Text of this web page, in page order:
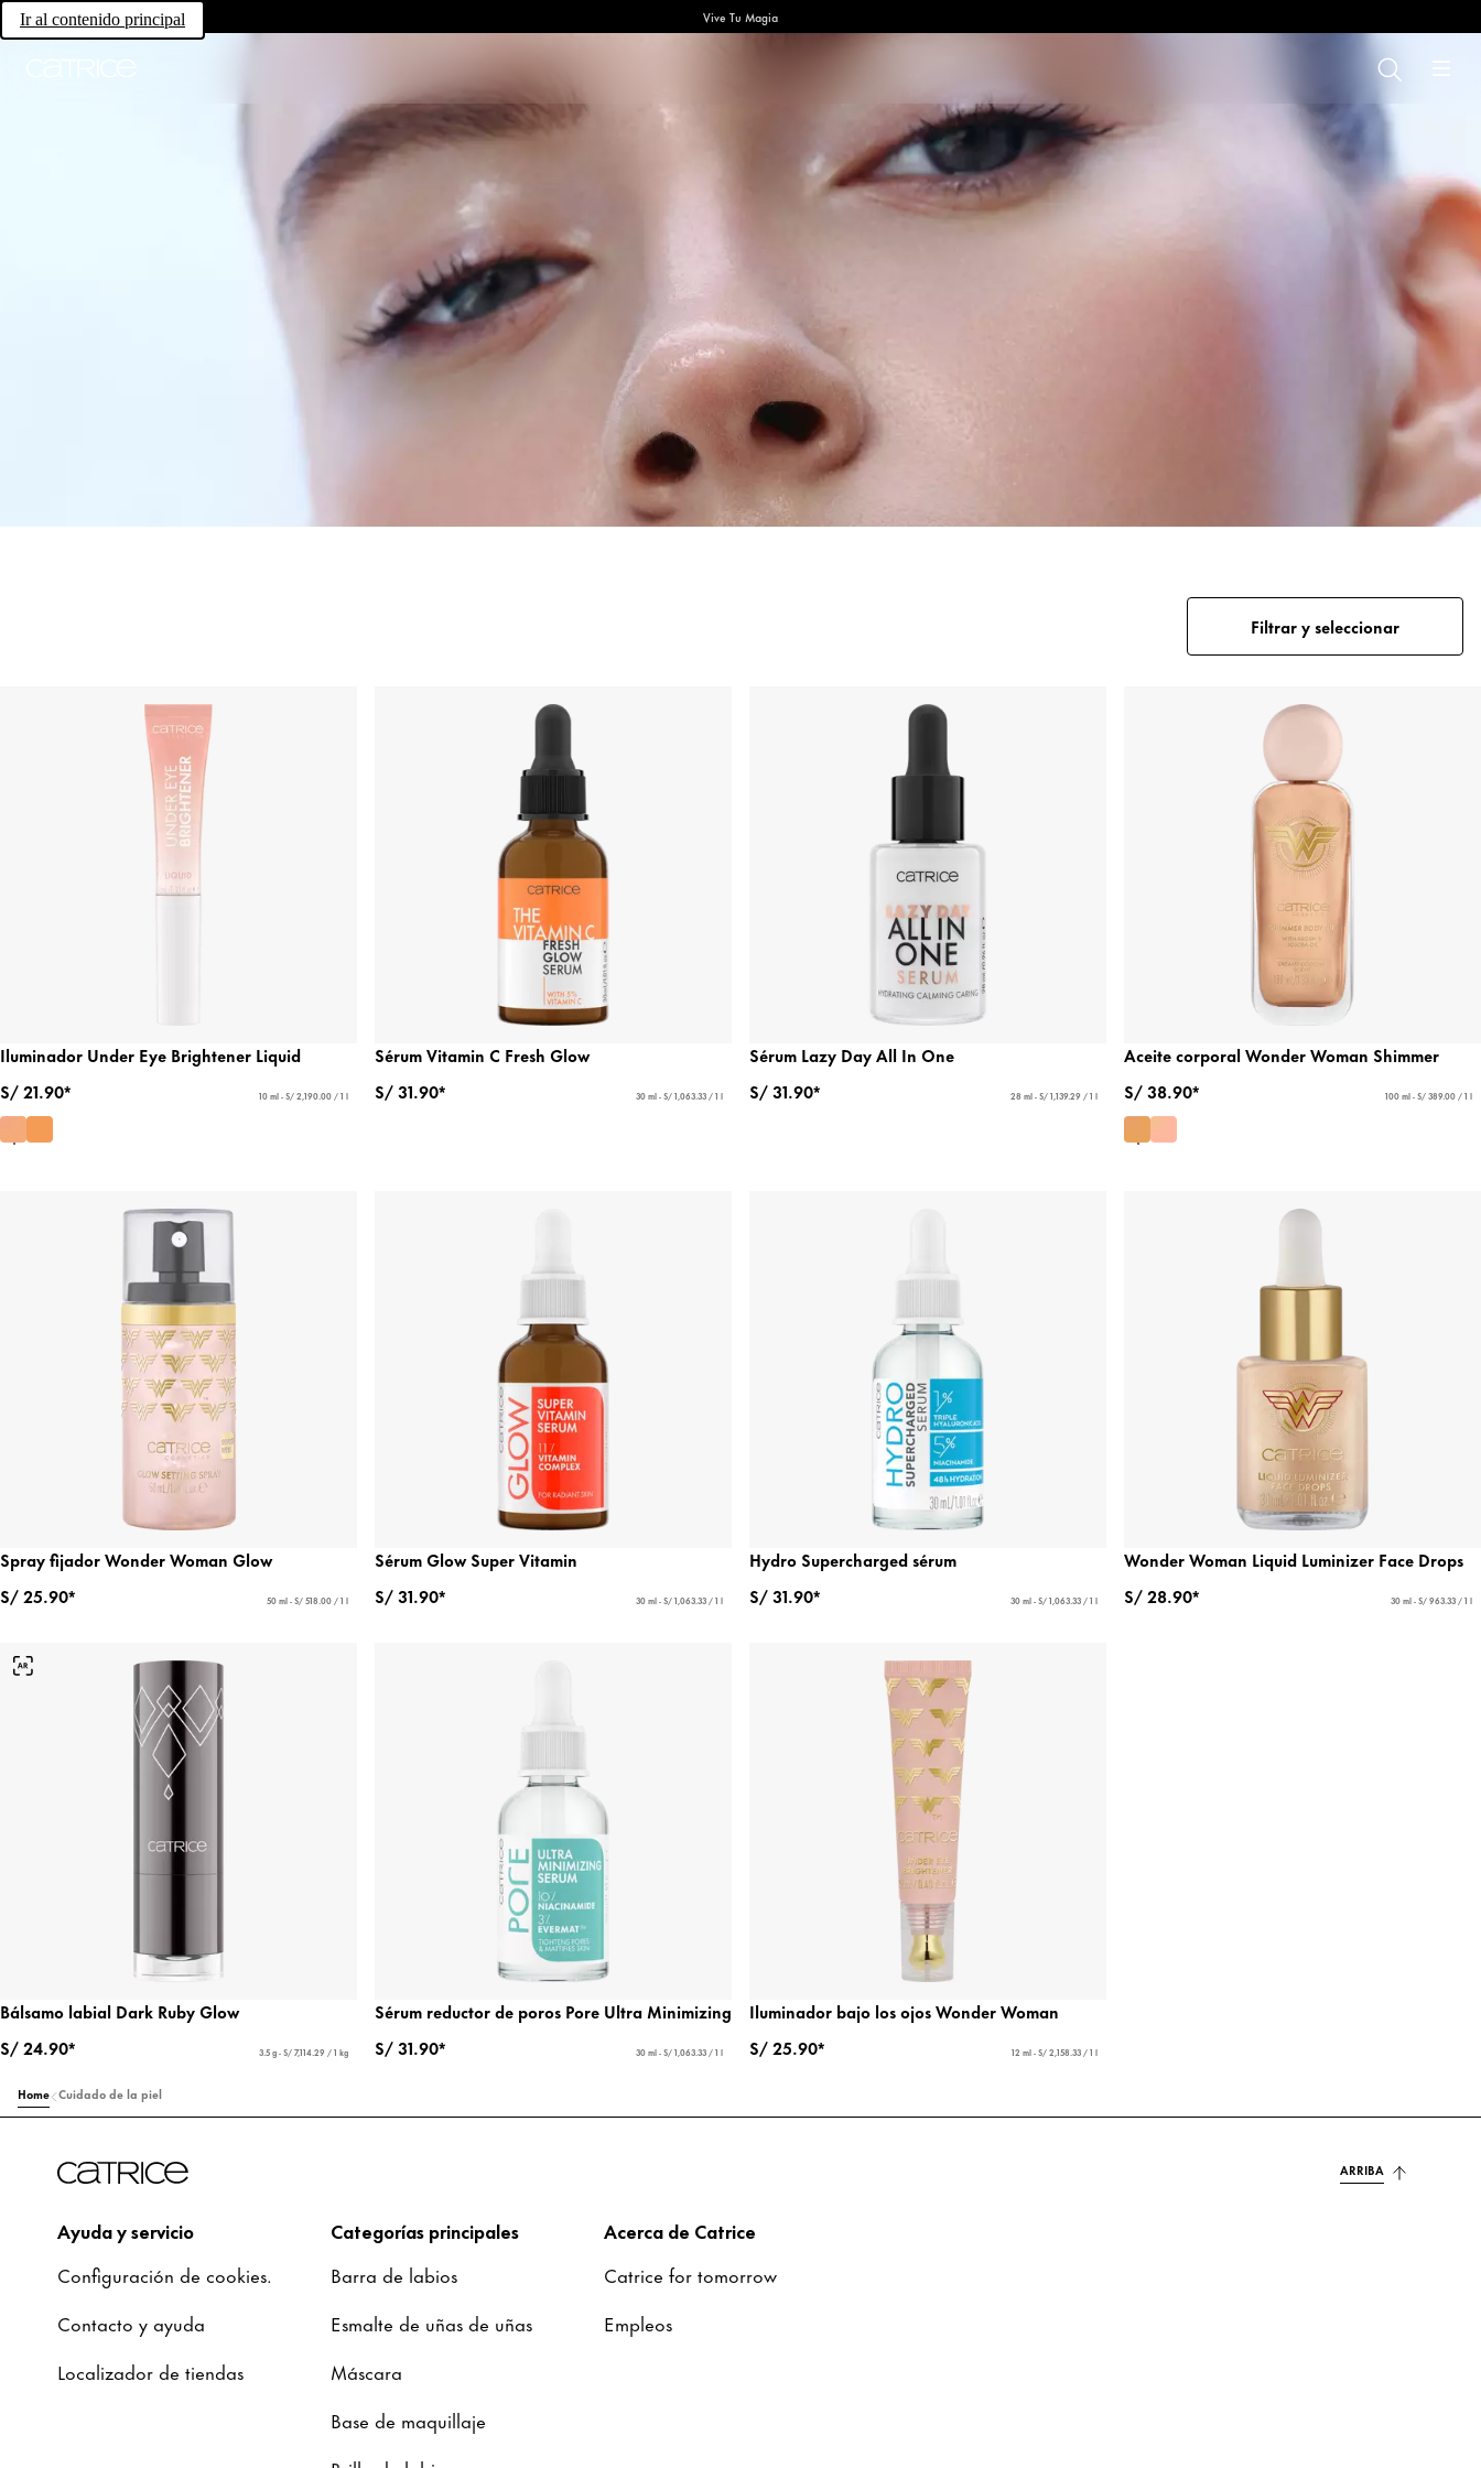
Ir al contenido principal Vive Tu Magia
Filtrar y seleccionar
Iluminador Under Eye Brightener Liquid
S/ 21.90*
10 ml - S/ 2,190.00 / 1 l
Sérum Vitamin C Fresh Glow
S/ 31.90*
30 ml - S/ 1,063.33 / 1 l
Sérum Lazy Day All In One
S/ 31.90*
28 ml - S/ 1,139.29 / 1 l
Aceite corporal Wonder Woman Shimmer
S/ 38.90*
100 ml - S/ 389.00 / 1 l
Spray fijador Wonder Woman Glow
S/ 25.90*
50 ml - S/ 518.00 / 1 l
Sérum Glow Super Vitamin
S/ 31.90*
30 ml - S/ 1,063.33 / 1 l
Hydro Supercharged sérum
S/ 31.90*
30 ml - S/ 1,063.33 / 1 l
Wonder Woman Liquid Luminizer Face Drops
S/ 28.90*
30 ml - S/ 963.33 / 1 l
Bálsamo labial Dark Ruby Glow
S/ 24.90*
3.5 g - S/ 7,114.29 / 1 kg
Sérum reductor de poros Pore Ultra Minimizing
S/ 31.90*
30 ml - S/ 1,063.33 / 1 l
Iluminador bajo los ojos Wonder Woman
S/ 25.90*
12 ml - S/ 2,158.33 / 1 l
Home Cuidado de la piel
ARRIBA
Ayuda y servicio
Configuración de cookies.
Contacto y ayuda
Localizador de tiendas
Categorías principales
Barra de labios
Esmalte de uñas de uñas
Máscara
Base de maquillaje
Acerca de Catrice
Catrice for tomorrow
Empleos